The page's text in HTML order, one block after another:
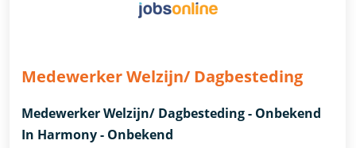
Medewerker Welzijn/ Dagbesteding
Medewerker Welzijn/ Dagbesteding - Onbekend
In Harmony - Onbekend